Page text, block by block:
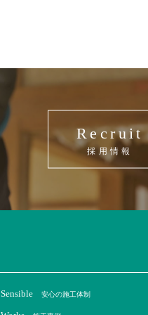
Recruit
採用情報
Sensible 安心の施工体制